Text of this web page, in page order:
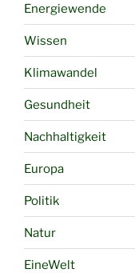
Energiewende
Wissen
Klimawandel
Gesundheit
Nachhaltigkeit
Europa
Politik
Natur
EineWelt